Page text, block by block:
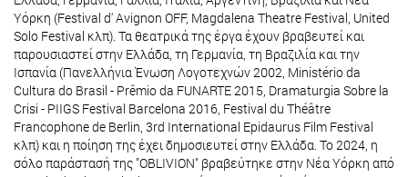
Υόρκη (Festival d' Avignon OFF, Magdalena Theatre Festival, United
Solo Festival κλπ). Τα θεατρικά της έργα έχουν βραβευτεί και
παρουσιαστεί στην Ελλάδα, τη Γερμανία, τη Βραζιλία και την
Ισπανία (Πανελλήνια Ένωση Λογοτεχνών 2002, Ministério da
Cultura do Brasil - Prêmio da FUNARTE 2015, Dramaturgia Sobre la
Crisi - PIIGS Festival Barcelona 2016, Festival du Théâtre
Francophone de Berlin, 3rd International Epidaurus Film Festival
κλπ) και η ποίηση της έχει δημοσιευτεί στην Ελλάδα. Το 2024, η
σόλο παράστασή της "OBLIVION" βραβεύτηκε στην Νέα Υόρκη από